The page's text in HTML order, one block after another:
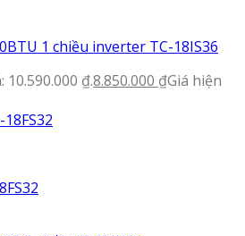
1 chiều inverter TC-18IS36
10.590.000 ₫.8.850.000 ₫Giá hiện